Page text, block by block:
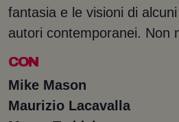
fantasia e le visioni di
autori contemporanei. Non
CON
Mike Mason
Maurizio Lacavalla